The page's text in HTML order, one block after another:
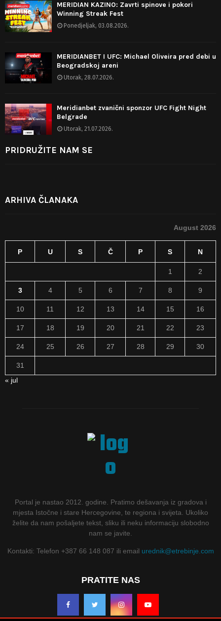
MERIDIAN KAZINO: Zavrti spinove i pokori
Winning Streak Fest
Ponedjeljak, 03.08.2026.
MERIDIANBET I UFC: Michael Oliveira pred debi u
Beogradskoj areni
Utorak, 28.07.2026.
Meridianbet zvanični sponzor UFC Fight Night
Belgrade
Utorak, 21.07.2026.
PRIDRUŽITE NAM SE
ARHIVA ČLANAKA
August 2026
P U S Č P S N
1 2
3 4 5 6 7 8 9
10 11 12 13 14 15 16
17 18 19 20 21 22 23
24 25 26 27 28 29 30
31
« jul
Portal je nastao 2012. godine. Pratimo dešavanja iz gradova i
mjesta Istočne i stare Hercegovine, te regiona i svijeta. Ukoliko
želite da nam pošaljete tekst, sliku ili neku informaciju slobodno
nam se javite.
Kontakti: Telefon +387 66 148 087 ili email urednik@etrebinje.com
PRATITE NAS